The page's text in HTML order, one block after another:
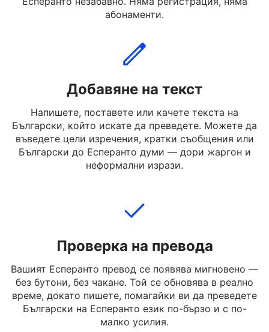
Просто поставете английския си текст — получете
абонаменти.
Добавяне на текст
Напишете, поставете или качете текста на
Български, който искате да преведете. Можете да
въведете цели изречения, кратки съобщения или
Проверка на превода
Вашият Есперанто превод се появява мигновено —
без бутони, без чакане. Той се обновява в реално
време, докато пишете, помагайки ви да преведете